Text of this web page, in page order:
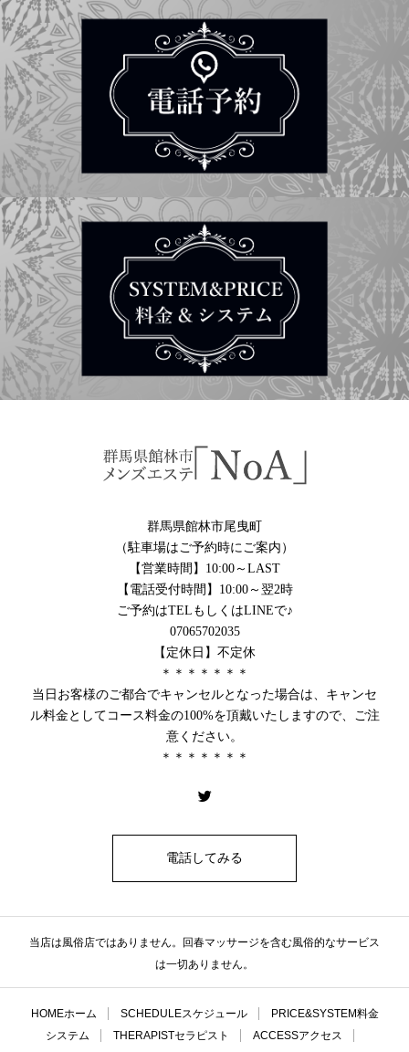
群馬県館林市尾曳町
（駐車場はご予約時にご案内）
【営業時間】10:00～LAST
【電話受付時間】10:00～翌2時
ご予約はTELもしくはLINEで♪
07065702035
【定休日】不定休
＊＊＊＊＊＊＊
当日お客様のご都合でキャンセルとなった場合は、キャンセ
ル料金としてコース料金の100%を頂戴いたしますので、ご注
意ください。
＊＊＊＊＊＊＊
電話してみる
当店は風俗店ではありません。回春マッサージを含む風俗的なサービス
は一切ありません。
HOMEホーム SCHEDULEスケジュール PRICE&SYSTEM料金
システム
THERAPISTセラピスト ACCESSアクセス